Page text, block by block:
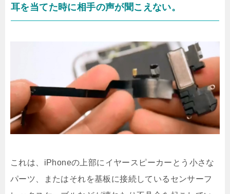
耳を当てた時に相手の声が聞こえない。
これは、iPhoneの上部にイヤースピーカーとう小さな
パーツ、またはそれを基板に接続しているセンサーフ